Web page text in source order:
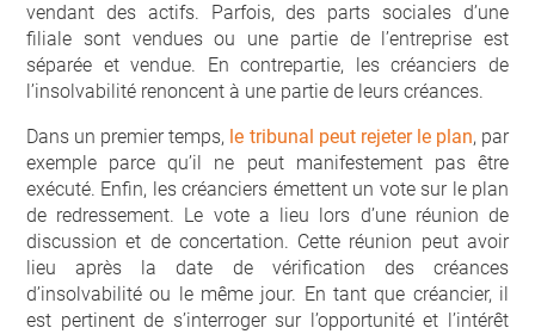
vendant des actifs. Parfois, des parts sociales d’une
filiale sont vendues ou une partie de l’entreprise est
séparée et vendue. En contrepartie, les créanciers de
l’insolvabilité renoncent à une partie de leurs créances.
Dans un premier temps, le tribunal peut rejeter le plan, par
exemple parce qu’il ne peut manifestement pas être
exécuté. Enfin, les créanciers émettent un vote sur le plan
de redressement. Le vote a lieu lors d’une réunion de
discussion et de concertation. Cette réunion peut avoir
lieu après la date de vérification des créances
d’insolvabilité ou le même jour. En tant que créancier, il
est pertinent de s’interroger sur l’opportunité et l’intérêt